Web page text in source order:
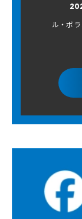
ル・ボ